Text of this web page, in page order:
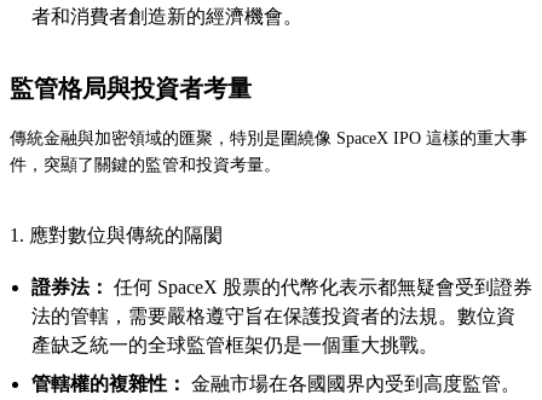
者和消費者創造新的經濟機會。
監管格局與投資者考量
傳統金融與加密領域的匯聚，特別是圍繞像 SpaceX IPO 這樣的重大事
件，突顯了關鍵的監管和投資考量。
1. 應對數位與傳統的隔閡
證券法： 任何 SpaceX 股票的代幣化表示都無疑會受到證券
法的管轄，需要嚴格遵守旨在保護投資者的法規。數位資
產缺乏統一的全球監管框架仍是一個重大挑戰。
管轄權的複雜性： 金融市場在各國國界內受到高度監管。